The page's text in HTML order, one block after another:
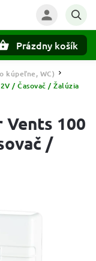
Prázdny košík
kúpeľne, WC) /
/ Časovač / Žalúzia
100
/